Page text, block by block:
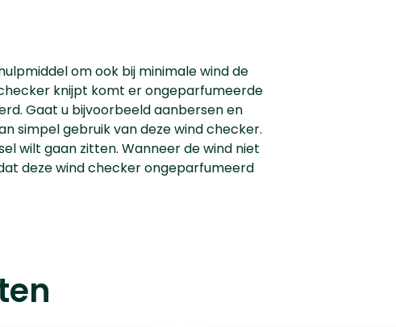
om ook bij minimale wind de
knijpt komt er ongeparfumeerde
Gaat u bijvoorbeeld aanbersen en
simpel gebruik van deze wind checker.
wilt gaan zitten. Wanneer de wind niet
deze wind checker ongeparfumeerd